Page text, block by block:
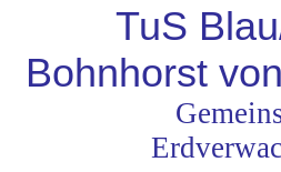
TuS
Bohnhorst